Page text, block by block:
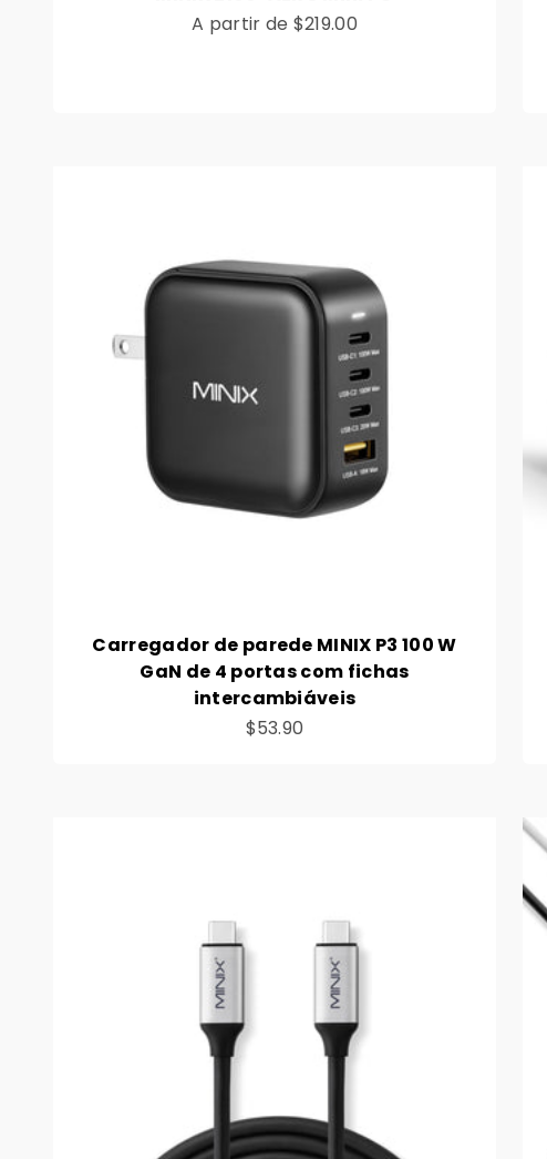
Preço de venda
A partir de $219.00
Carregador de parede MINIX P3 100 W
GaN de 4 portas com fichas
intercambiáveis
Preço de venda
$53.90